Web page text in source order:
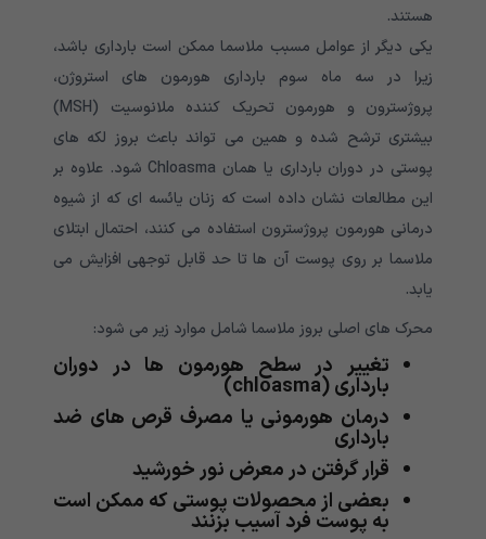
هستند.
یکی دیگر از عوامل مسبب ملاسما ممکن است بارداری باشد،
زیرا در سه ماه سوم بارداری هورمون های استروژن،
پروژسترون و هورمون تحریک کننده ملانوسیت (MSH)
بیشتری ترشح شده و همین می تواند باعث بروز لکه های
پوستی در دوران بارداری یا همان Chloasma شود. علاوه بر
این مطالعات نشان داده است که زنان یائسه ای که از شیوه
درمانی هورمون پروژسترون استفاده می کنند، احتمال ابتلای
ملاسما بر روی پوست آن ها تا حد قابل توجهی افزایش می
یابد.
محرک های اصلی بروز ملاسما شامل موارد زیر می شود:
تغییر در سطح هورمون ها در دوران
بارداری (chloasma)
درمان هورمونی یا مصرف قرص های ضد
بارداری
قرار گرفتن در معرض نور خورشید
بعضی از محصولات پوستی که ممکن است
به پوست فرد آسیب بزنند